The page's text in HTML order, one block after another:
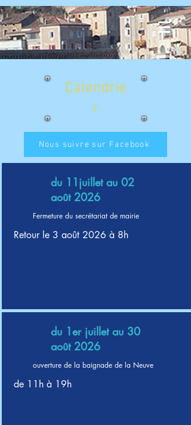
Calendrie
r
Nous suivre sur Facebook
du 11juillet au 02
août 2026
Fermeture du secrétariat de mairie
Retour le 3 août 2026 à 8h
du 1er juillet au 30
août 2026
ouverture de la baignade de la Neuve
de 11h à 19h